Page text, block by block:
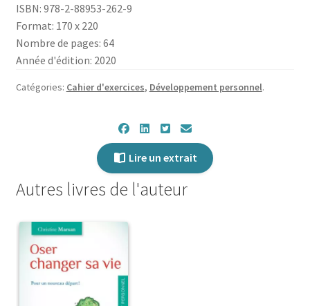
:
Réussir
ses
transitions
de
ISBN: 978-2-88953-262-9
Format: 170 x 220
Nombre de pages: 64
Année d'édition: 2020
Catégories: Cahier d'exercices, Développement personnel.
Lire un extrait
Autres livres de l'auteur